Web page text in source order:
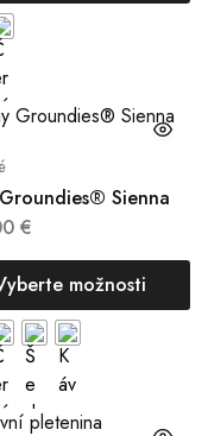
Sienna
€
možnosti